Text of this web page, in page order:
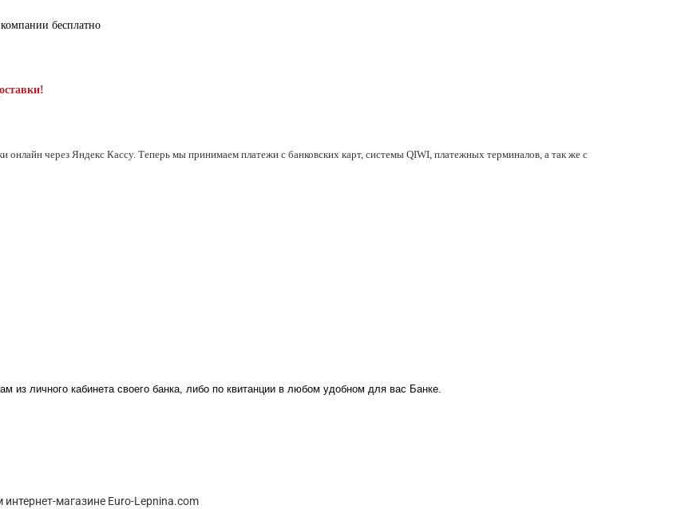
бесплатно
онлайн через Яндекс Кассу. Теперь мы принимаем платежи с банковских карт, системы QIWI, платежных терминалов, а так же с
из личного кабинета своего банка, либо по квитанции в любом удобном для вас Банке.
магазине Euro-Lepnina.com